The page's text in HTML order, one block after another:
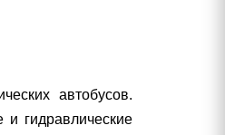
автобусов.
гидравлические